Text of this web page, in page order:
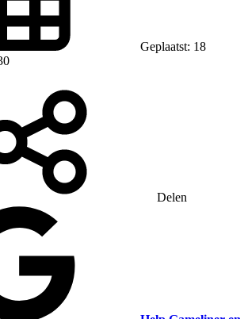
Geplaatst: 18
Delen